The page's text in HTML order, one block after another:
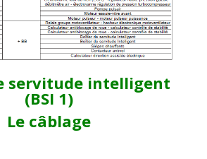
servitude intelligent
(BSI 1)
Le câblage